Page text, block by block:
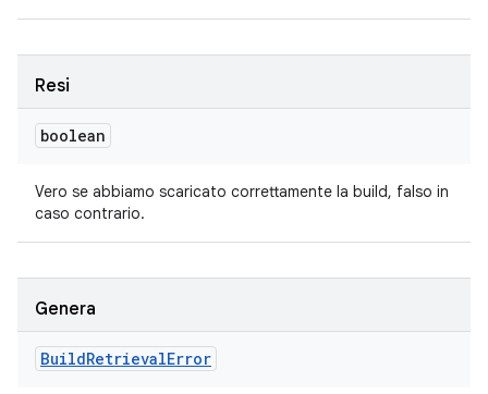
Resi
boolean
Vero se abbiamo scaricato correttamente la build, falso in
caso contrario.
Genera
BuildRetrievalError